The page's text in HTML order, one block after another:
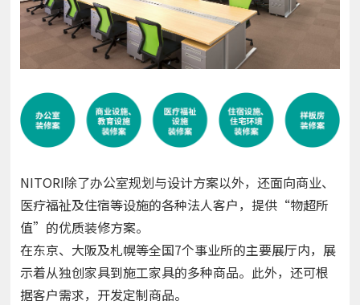
NITORI除了办公室规划与设计方案以外，还面向商业、
医疗福祉及住宿等设施的各种法人客户，提供“物超所
值”的优质装修方案。
在东京、大阪及札幌等全国7个事业所的主要展厅内，展
示着从独创家具到施工家具的多种商品。此外，还可根
据客户需求，开发定制商品。